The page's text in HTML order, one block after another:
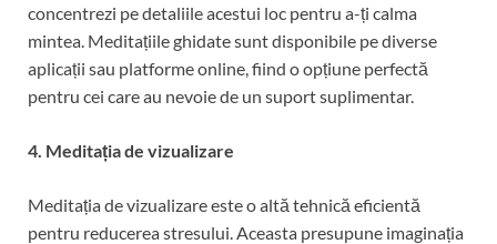
concentrezi pe detaliile acestui loc pentru a-ți calma
mintea. Meditațiile ghidate sunt disponibile pe diverse
aplicații sau platforme online, fiind o opțiune perfectă
pentru cei care au nevoie de un suport suplimentar.
4. Meditația de vizualizare
Meditația de vizualizare este o altă tehnică eficientă
pentru reducerea stresului. Aceasta presupune imaginația